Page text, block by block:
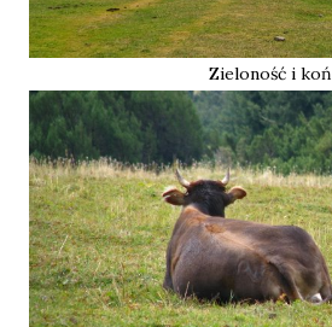
Zieloność i koń